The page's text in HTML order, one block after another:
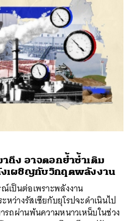
ถึง อาจตอกย้ำซ้ำเติม
งเผชิญกับวิกฤตพลังงาน
เป็นต่อเพราะพลังงาน
ว่างรัสเซียกับยุโรปจะดำเนินไป
รถผ่านพ้นความหนาวเหน็บในช่วง